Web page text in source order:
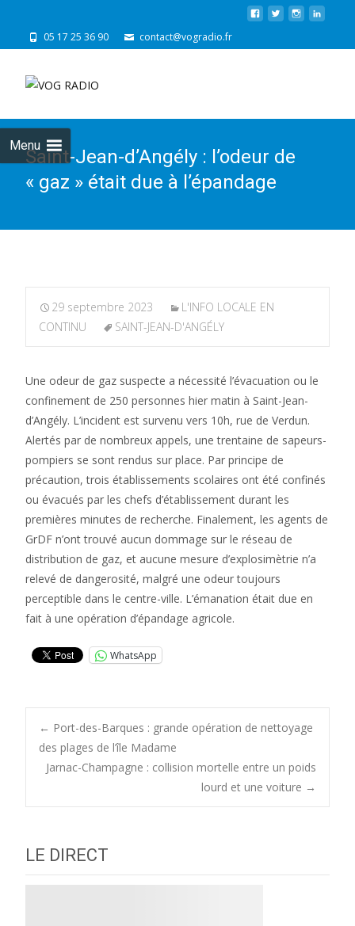
05 17 25 36 90 contact@vogradio.fr
Menu
Saint-Jean-d’Angély : l’odeur de
« gaz » était due à l’épandage
29 septembre 2023
L'INFO LOCALE EN
CONTINU
SAINT-JEAN-D'ANGÉLY
Une odeur de gaz suspecte a nécessité l’évacuation ou le
confinement de 250 personnes hier matin à Saint-Jean-
d’Angély. L’incident est survenu vers 10h, rue de Verdun.
Alertés par de nombreux appels, une trentaine de sapeurs-
pompiers se sont rendus sur place. Par principe de
précaution, trois établissements scolaires ont été confinés
ou évacués par les chefs d’établissement durant les
premières minutes de recherche. Finalement, les agents de
GrDF n’ont trouvé aucun dommage sur le réseau de
distribution de gaz, et aucune mesure d’explosimètrie n’a
relevé de dangerosité, malgré une odeur toujours
perceptible dans le centre-ville. L’émanation était due en
fait à une opération d’épandage agricole.
WhatsApp
Post
navigation
← Port-des-Barques : grande opération de nettoyage
des plages de l’île Madame
Jarnac-Champagne : collision mortelle entre un poids
lourd et une voiture →
LE DIRECT